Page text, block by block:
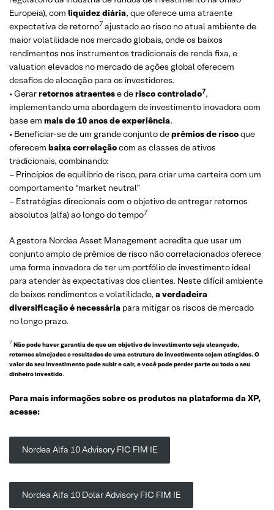
Europeia), com liquidez diária, que oferece uma atraente
expectativa de retorno7 ajustado ao risco no atual ambiente de
maior volatilidade nos mercado globais, onde os baixos
rendimentos nos instrumentos tradicionais de renda fixa, e
valuation elevados no mercado de ações global oferecem
desafios de alocação para os investidores.
• Gerarretornos atraentese derisco controlado7,
implementando uma abordagem de investimento inovadora com
base em mais de10 anos de experiência.
• Beneficiar-se de um grande conjunto deprêmios de riscoque
oferecem baixa correlaçãocom as classes de ativos
tradicionais, combinando:
– Princípios de equilíbrio de risco, para criar uma carteira com um
comportamento “market neutral”
– Estratégias direcionais com o objetivo de entregar retornos
absolutos (alfa) ao longo do tempo7
A gestora Nordea Asset Management acredita que usar um
conjunto amplo de prêmios de risco não correlacionados oferece
uma forma inovadora de ter um portfólio de investimento ideal
para atender às expectativas dos clientes. Neste difícil ambiente
de baixos rendimentos e volatilidade, a verdadeira
diversificação é necessária para mitigar os riscos de mercado
no longo prazo.
7 Não pode haver garantia de que um objetivo de investimento seja alcançado,
retornos almejados e resultados de uma estrutura de investimento sejam atingidos. O
valor do seu investimento pode subir e cair, e você pode perder parte ou todo o seu
dinheiro investido.
Para mais informações sobre os produtos na plataforma da XP,
acesse:
Nordea Alfa 10 Advisory FIC FIM IE
Nordea Alfa 10 Dolar Advisory FIC FIM IE